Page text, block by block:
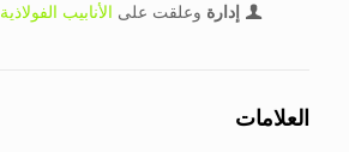
إدارة وعلقت على الأنابيب الفولاذية
العلامات